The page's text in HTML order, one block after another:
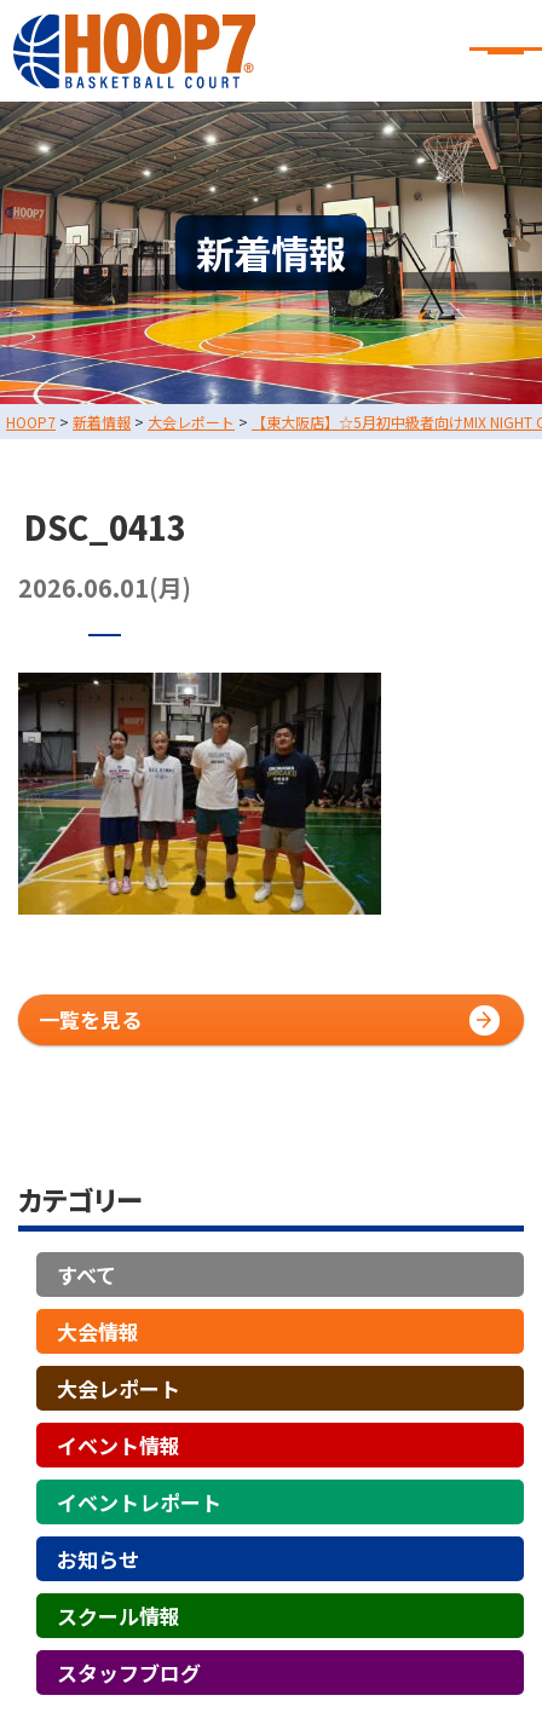
大阪・東大阪・堺のバスケコートレンタル｜HOOP7
大阪・東大阪・堺のバスケコート
レンタル｜HOOP7
HOME
初めての方へ
東大阪店
堺店
大会・イベント情報
HOOPERSスクール
バスケ×BBQ
お知らせ
スタッフブログ
お問い合わせ
利用規約
運営会社情報
採用情報
TEL.
新着情報
HOOP7 > 新着情報 > 大会レポート > 【東大阪店】☆5月初中級者向けMIX
DSC_0413
2026.06.01(月)
一覧を見る
カテゴリー
すべて
大会情報
大会レポート
イベント情報
イベントレポート
お知らせ
スクール情報
スタッフブログ